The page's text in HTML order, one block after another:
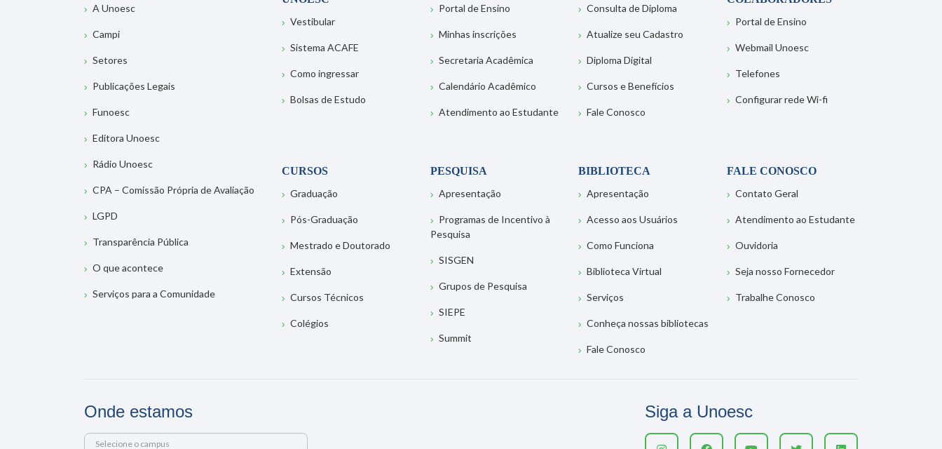
A Unoesc
Campi
Setores
Publicações Legais
Funoesc
Editora Unoesc
Rádio Unoesc
CPA – Comissão Própria de Avaliação
LGPD
Transparência Pública
O que acontece
Serviços para a Comunidade
Vestibular
Sistema ACAFE
Como ingressar
Bolsas de Estudo
Portal de Ensino
Minhas inscrições
Secretaria Acadêmica
Calendário Acadêmico
Atendimento ao Estudante
Consulta de Diploma
Atualize seu Cadastro
Diploma Digital
Cursos e Benefícios
Fale Conosco
Portal de Ensino
Webmail Unoesc
Telefones
Configurar rede Wi-fi
CURSOS
Graduação
Pós-Graduação
Mestrado e Doutorado
Extensão
Cursos Técnicos
Colégios
PESQUISA
Apresentação
Programas de Incentivo à
Pesquisa
SISGEN
Grupos de Pesquisa
SIEPE
Summit
BIBLIOTECA
Apresentação
Acesso aos Usuários
Como Funciona
Biblioteca Virtual
Serviços
Conheça nossas bibliotecas
Fale Conosco
FALE CONOSCO
Contato Geral
Atendimento ao Estudante
Ouvidoria
Seja nosso Fornecedor
Trabalhe Conosco
Onde estamos
Selecione o campus
Siga a Unoesc